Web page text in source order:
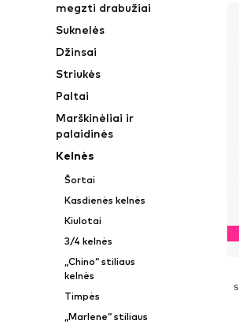
megzti drabužiai
Suknelės
Džinsai
Striukės
Paltai
Marškinėliai ir
palaidinės
Kelnės
Šortai
Kasdienės kelnės
Kiulotai
3/4 kelnės
„Chino“ stiliaus
kelnės
Timpės
„Marlene“ stiliaus